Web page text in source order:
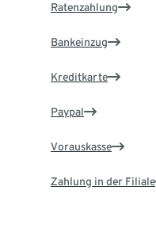
Ratenzahlung
Bankeinzug
Kreditkarte
Paypal
Vorauskasse
Zahlung in der Filiale